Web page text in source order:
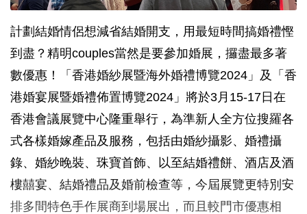
計劃結婚情侶想減省結婚開支，用最短時間搞婚禮慳
到盡？精明couples當然是要參加婚展，攞盡最多著
數優惠！「香港婚紗展暨海外婚禮博覽2024」及「香
港婚宴展暨婚禮佈置博覽2024」將於3月15-17日在
香港會議展覽中心隆重舉行，為準新人全方位搜羅各
式各樣婚嫁產品及服務，包括由婚紗攝影、婚禮攝
錄、婚紗晚裝、珠寶首飾、以至結婚禮餅、酒店及酒
樓囍宴、結婚禮品及婚前檢查等，今屆展覽更特別安
排多間特色手作展商到場展出，而且較門市優惠相